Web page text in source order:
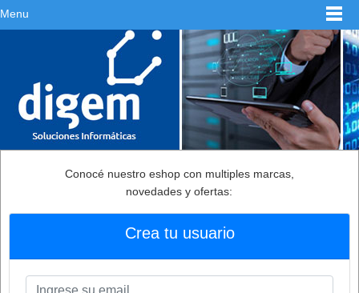
Menu
Conocé nuestro eshop con multiples marcas,
novedades y ofertas:
Crea tu usuario